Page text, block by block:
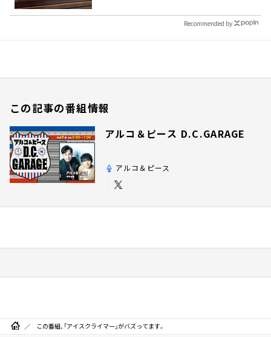
Recommended by
この記事の番組情報
アルコ＆ピース D.C.GARAGE
アルコ＆ピース
この番組、「アイスクライマー」がバズってます。